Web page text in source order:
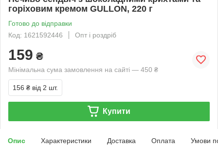
горіховим кремом GULLON, 220 г
Готово до відправки
Код: 1621592446
Опт і роздріб
159 ₴
Мінімальна сума замовлення на сайті — 450 ₴
156 ₴ від 2 шт.
Купити
Опис Характеристики Доставка Оплата Умови